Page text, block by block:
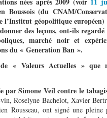
Boussois (du CNAM/
l’Institut géopolitique
des leçons, ont-ils
marché noir et
du « Generation Ban ».
« Valeurs Actuelles » que
par Simone Veil contre le
Roselyne Bachelot, Xavier
Rousseau, ont signé une pleine